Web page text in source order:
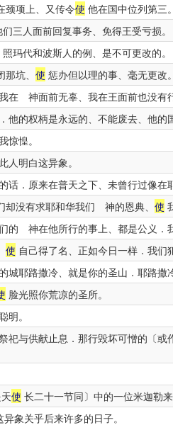
颈项上、又传令使 他在国中位列第三。
三人面前回复事务、免得王受亏损。
玛代和波斯人的例、是不可更改的。
坑、 使 惩办但以理的事、毫无更改。
在 神面前无辜、我在王面前也没有
他的权柄是永远的、不能废去、他的
惊惶。
此人明白这异象。
．原来在普天之下、未曾行过像在
却没有求耶和华我们 神的恩典、 使
的 神在他所行的事上、都是公义．
使 自己得了名、正如今日一样．我们
城耶路撒冷、就是你的圣山．耶路
脸光照你荒凉的圣所。
明。
祀与供献止息．那行毁坏可憎的〔或
使 长二十一节同〕中的一位米迦勒
象关乎后来许多的日子。